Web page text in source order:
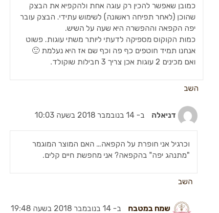
כמובן שאפשר להכין רק עוגה אחת ולהקפיא את הבצק
שהוכן (לאחר תפיחה ראשונה) לשימוש עתידי. הבצק עובר
יפה הקפאה וההפשרה היא שעה על השיש.
כמות הקוקוס מספיקה לדעתי ליותר משתי עוגות. פשוט
אנחנו תמיד חוטפים כף פה וכף שם אז היא נעלמת 🙂
ואם מכינים 2 עוגות אכן צריך 3 חבילות שוקולד.
השב
דניאלה ב- 14 בנובמבר 2018 בשעה 10:03
וכרגיל אני חופרת על הקפאה… האם המוצר המוגמר
"מתנהג יפה" בהקפאה? אני מחפשת חיים קלים.
השב
שמח במטבח ב- 14 בנובמבר 2018 בשעה 19:48